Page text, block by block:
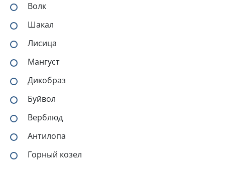
Волк
Шакал
Лисица
Мангуст
Дикобраз
Буйвол
Верблюд
Антилопа
Горный козел